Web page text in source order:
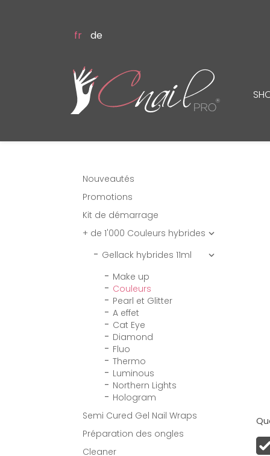
fr de
Nouveautés
Promotions
Kit de démarrage
+ de 1'000 Couleurs hybrides 
Gellack hybrides 11ml 
Make up
Couleurs
Pearl et Glitter
A effet
Cat Eye
Diamond
Fluo
Thermo
Luminous
Northern Lights
Hologram
Semi Cured Gel Nail Wraps
Préparation des ongles
Cleaner